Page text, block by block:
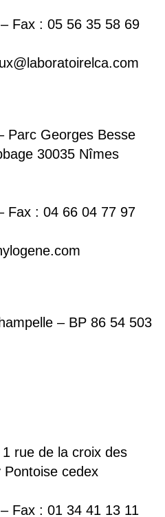
Fax : 05 56 35 58 69
Parc Georges Besse
30035 Nîmes
Fax : 04 66 04 77 97
– BP 86 54 503
rue de la croix des
Pontoise cedex
Fax : 01 34 41 13 11